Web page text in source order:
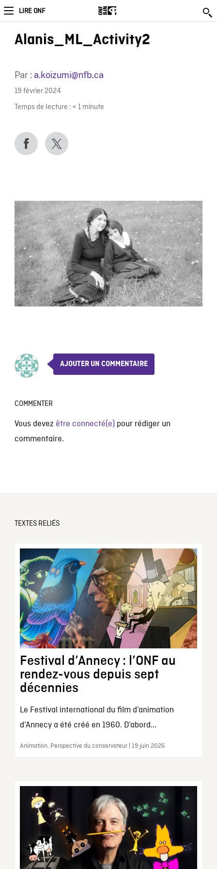
LIRE ONF
Alanis_ML_Activity2
Par : a.koizumi@nfb.ca
19 février 2024
Temps de lecture : < 1 minute
AJOUTER UN COMMENTAIRE
COMMENTER
Vous devez être connecté(e) pour rédiger un
commentaire.
TEXTES RELIÉS
Festival d’Annecy : l’ONF au
rendez-vous depuis sept
décennies
Le Festival international du film d’animation
d’Annecy a été créé en 1960. D’abord...
Animation, Perspective du conservateur | 19 juin 2026